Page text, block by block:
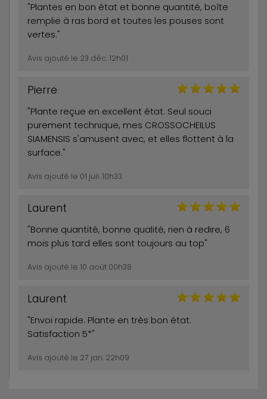
"Plantes en bon état et bonne quantité, boîte
remplie à ras bord et toutes les pouses sont
vertes."
Avis ajouté le 23 déc. 12h01
Pierre
"Plante reçue en excellent état. Seul souci
purement technique, mes CROSSOCHEILUS
SIAMENSIS s'amusent avec, et elles flottent à la
surface."
Avis ajouté le 01 juil. 10h33
Laurent
"Bonne quantité, bonne qualité, rien à redire, 6
mois plus tard elles sont toujours au top"
Avis ajouté le 10 août 00h38
Laurent
"Envoi rapide. Plante en très bon état.
Satisfaction 5*"
Avis ajouté le 27 jan. 22h09